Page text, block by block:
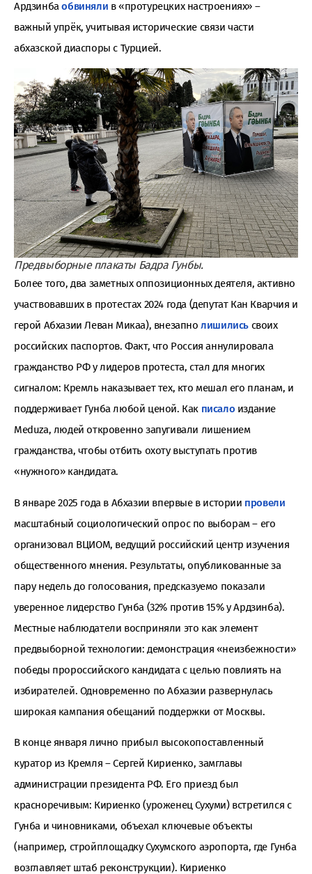
Ардзинбаобвиняли в «протурецких настроениях» –
важный упрёк, учитывая исторические связи части
абхазской диаспоры с Турцией.
Предвыборные плакаты Бадра Гунбы.
Более того, два заметных оппозиционных деятеля, активно
участвовавших в протестах 2024 года (депутат Кан Кварчия и
герой Абхазии Леван Микаа), внезапнолишились своих
российских паспортов. Факт, что Россия аннулировала
гражданство РФ у лидеров протеста, стал для многих
сигналом: Кремль наказывает тех, кто мешал его планам, и
поддерживает Гунба любой ценой. Как писало издание
Meduza, людей откровенно запугивали лишением
гражданства, чтобы отбить охоту выступать против
«нужного» кандидата.
В январе 2025 года в Абхазии впервые в истории провели
масштабный социологический опрос по выборам – его
организовал ВЦИОМ, ведущий российский центр изучения
общественного мнения. Результаты, опубликованные за
пару недель до голосования, предсказуемо показали
уверенное лидерство Гунба (32% против 15% у Ардзинба).
Местные наблюдатели восприняли это как элемент
предвыборной технологии: демонстрация «неизбежности»
победы пророссийского кандидата с целью повлиять на
избирателей. Одновременно по Абхазии развернулась
широкая кампания обещаний поддержки от Москвы.
В конце января лично прибыл высокопоставленный
куратор из Кремля – Сергей Кириенко, замглавы
администрации президента РФ. Его приезд был
красноречивым: Кириенко (уроженец Сухуми) встретился с
Гунба и чиновниками, объехал ключевые объекты
(например, стройплощадку Сухумского аэропорта, где Гунба
возглавляет штаб реконструкции). Кириенко